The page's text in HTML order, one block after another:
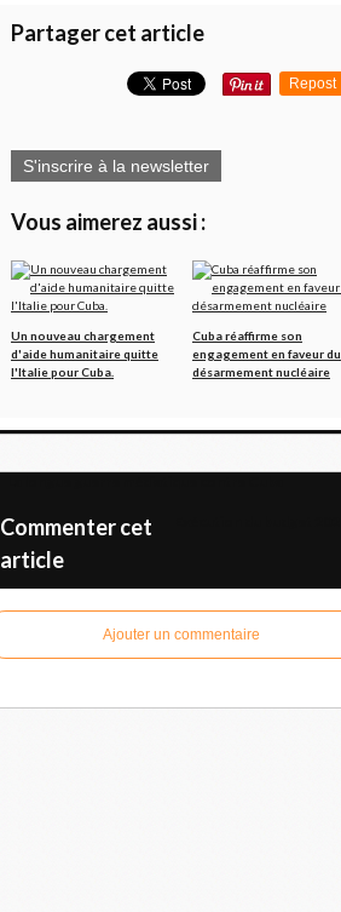
Partager cet article
Repost
S'inscrire à la newsletter
Vous aimerez aussi :
Un nouveau chargement
d'aide humanitaire quitte
l'Italie pour Cuba.
Cuba réaffirme son
engagement en faveur du
désarmement nucléaire
Commenter cet
article
Ajouter un commentaire